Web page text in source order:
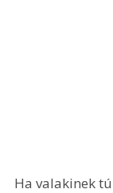
Ha valakinek